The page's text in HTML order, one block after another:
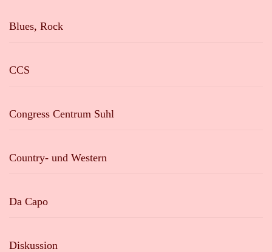
Blues, Rock
CCS
Congress Centrum Suhl
Country- und Western
Da Capo
Diskussion